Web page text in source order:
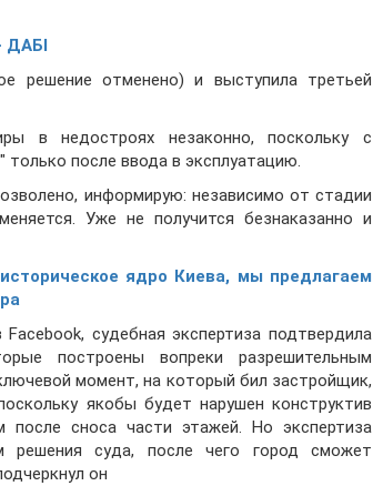
решение отменено) и выступила третьей
в недостроях незаконно, поскольку с
после ввода в эксплуатацию.
информирую: независимо от стадии
Уже не получится безнаказанно и
ядро Киева, мы предлагаем
судебная экспертиза подтвердила
построены вопреки разрешительным
момент, на который бил застройщик,
якобы будет нарушен конструктив
сноса части этажей. Но экспертиза
суда, после чего город сможет
он